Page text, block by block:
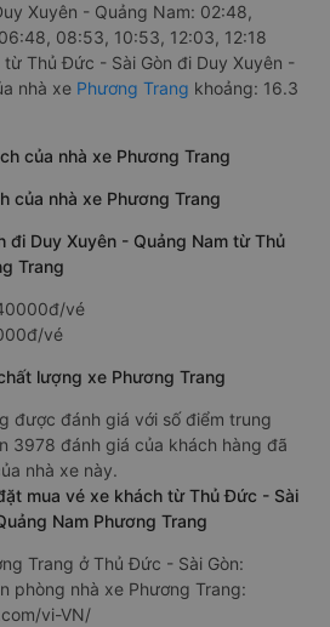
Xuyên - Quảng Nam: 02:48,
08:53, 10:53, 12:03, 12:18
Thủ Đức - Sài Gòn đi Duy Xuyên -
nhà xe Phương Trang khoảng: 16.3
của nhà xe Phương Trang
của nhà xe Phương Trang
đi Duy Xuyên - Quảng Nam từ Thủ
Trang
vé
vé
lượng xe Phương Trang
được đánh giá với số điểm trung
3978 đánh giá của khách hàng đã
nhà xe này.
mua vé xe khách từ Thủ Đức - Sài
Nam Phương Trang
Trang ở Thủ Đức - Sài Gòn:
phòng nhà xe Phương Trang:
vi-VN/